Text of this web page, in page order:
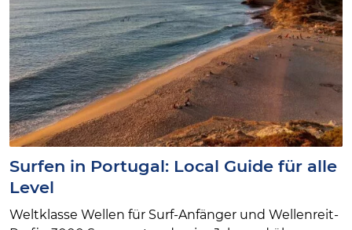
Surfen in Portugal: Local Guide für alle
Level
Weltklasse Wellen für Surf-Anfänger und Wellenreit-